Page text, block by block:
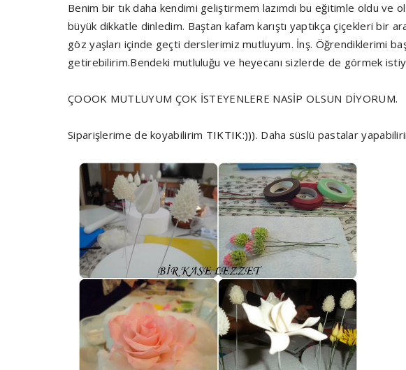
Benim bir tık daha kendimi geliştirmem lazımdı bu eğitimle oldu ve
büyük dikkatle dinledim. Baştan kafam karıştı yaptıkça çiçekleri bir
göz yaşları içinde geçti derslerimiz mutluyum. İnş. Öğrendiklerimi
getirebilirim.Bendeki mutluluğu ve heyecanı sizlerde de görmek
ÇOOOK MUTLUYUM ÇOK İSTEYENLERE NASİP OLSUN DİYORUM.
Siparişlerime de koyabilirim TIKTIK:))). Daha süslü pastalar